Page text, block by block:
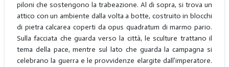
piloni che sostengono la trabeazione. Al di sopra, si trova un
attico con un ambiente dalla volta a botte, costruito in blocchi
di pietra calcarea coperti da opus quadratum di marmo pario.
Sulla facciata che guarda verso la città, le sculture trattano il
tema della pace, mentre sul lato che guarda la campagna si
celebrano la guerra e le provvidenze elargite dall’imperatore.